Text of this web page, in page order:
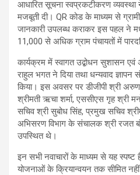
आधारित सूचना स्वप्रकटीकरण
मजबूती दी। QR कोड के माध्यम से
जानकारी उपलब्ध कराकर इस पहल ने
11,000 से अधिक ग्राम पंचायतों में
कार्यक्रम में स्वागत उद्बोधन सुशासन
राहुल भगत ने दिया तथा धन्यवाद
किया। इस अवसर पर डीजीपी श्री
श्रीमती ऋचा शर्मा, एससीएस गृह श्री
सचिव श्री सुबोध सिंह, प्रमुख सचिव
अभिसरण विभाग के संचालक श्री रजत
उपस्थित थे।
इन सभी नवाचारों के माध्यम से यह
योजनाओं के क्रियान्वयन तक सीमित नहीं